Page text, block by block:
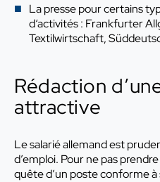
La presse pour certains
d‘activités : Frankfurter
Textilwirtschaft,
Rédaction
attractive
Le salarié allemand est
d’emploi. Pour ne pas
quête d’un poste conforme